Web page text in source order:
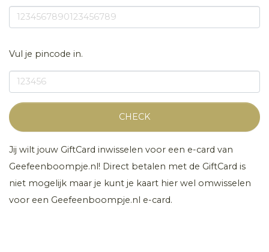
Vul je pincode in.
CHECK
Jij wilt jouw GiftCard inwisselen voor een e-card van
Geefeenboompje.nl! Direct betalen met de GiftCard is
niet mogelijk maar je kunt je kaart hier wel omwisselen
voor een Geefeenboompje.nl e-card.